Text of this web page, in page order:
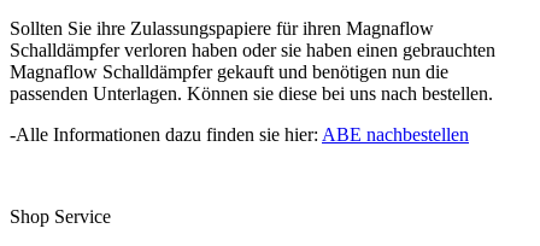
Sollten Sie ihre Zulassungspapiere für ihren Magnaflow
Schalldämpfer verloren haben oder sie haben einen gebrauchten
Magnaflow Schalldämpfer gekauft und benötigen nun die
passenden Unterlagen. Können sie diese bei uns nach bestellen.
-Alle Informationen dazu finden sie hier: ABE nachbestellen
Shop Service